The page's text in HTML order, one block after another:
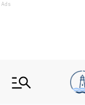
Ads